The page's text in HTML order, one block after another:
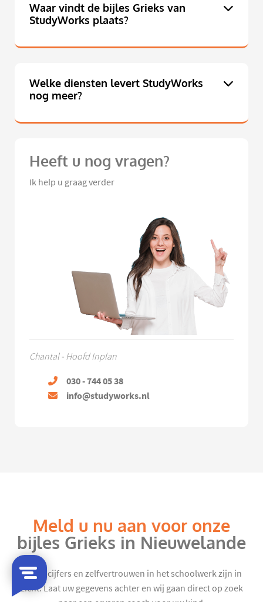
Waar vindt de bijles Grieks van
StudyWorks plaats?
Welke diensten levert StudyWorks
nog meer?
Heeft u nog vragen?
Ik help u graag verder
Chantal - Hoofd Inplan
030 - 744 05 38
info@studyworks.nl
Meld u nu aan voor onze
bijles Grieks in Nieuwelande
Mooie cijfers en zelfvertrouwen in het schoolwerk zijn in
zicht. Laat uw gegevens achter en wij gaan direct op zoek